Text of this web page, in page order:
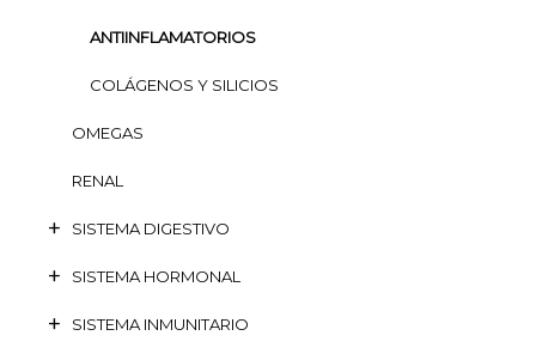
ANTIINFLAMATORIOS
COLÁGENOS Y SILICIOS
OMEGAS
RENAL
SISTEMA DIGESTIVO
SISTEMA HORMONAL
SISTEMA INMUNITARIO